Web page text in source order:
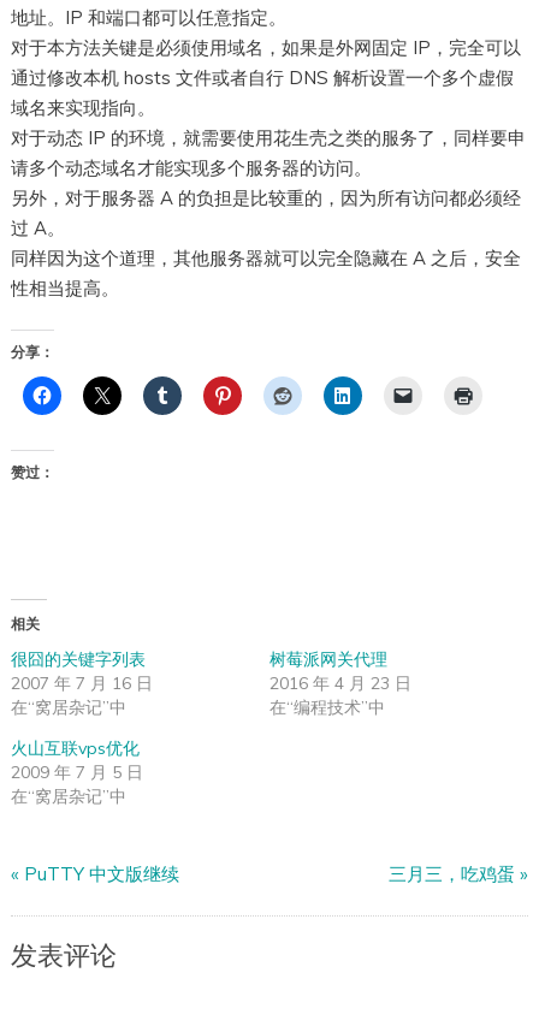
地址。IP 和端口都可以任意指定。
对于本方法关键是必须使用域名，如果是外网固定 IP，完全可以
通过修改本机 hosts 文件或者自行 DNS 解析设置一个多个虚假
域名来实现指向。
对于动态 IP 的环境，就需要使用花生壳之类的服务了，同样要申
请多个动态域名才能实现多个服务器的访问。
另外，对于服务器 A 的负担是比较重的，因为所有访问都必须经
过 A。
同样因为这个道理，其他服务器就可以完全隐藏在 A 之后，安全
性相当提高。
分享：
赞过：
相关
很囧的关键字列表
2007 年 7 月 16 日
在“窝居杂记”中
树莓派网关代理
2016 年 4 月 23 日
在“编程技术”中
火山互联vps优化
2009 年 7 月 5 日
在“窝居杂记”中
« PuTTY 中文版继续 三月三，吃鸡蛋 »
发表评论